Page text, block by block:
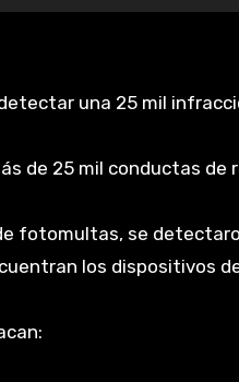
una 25 mil
de 25 mil conductas de
fotomultas, se
los dispositivos